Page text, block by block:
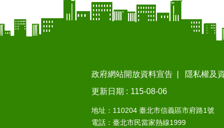
政府網站開放資料宣告
隱私權及
更新日期
115-08-06
地址：110204 臺北市信義區市府路1號
電話：臺北市民當家熱線1999